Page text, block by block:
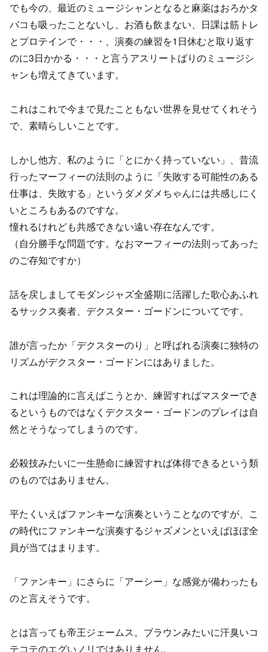
でも今の、最近のミュージシャンとなると麻薬はおろかタ
バコも吸ったことないし、お酒も飲まない、日課は筋トレ
とプロテインで・・・、演奏の練習を1日休むと取り返す
のに3日かかる・・・と言うアスリートばりのミュージシ
ャンも増えてきています。
これはこれで今まで見たこともない世界を見せてくれそう
で、素晴らしいことです。
しかし他方、私のように「とにかく持っていない」、昔流
行ったマーフィーの法則のように「失敗する可能性のある
仕事は、失敗する」というダメダメちゃんには共感しにく
いところもあるのですな。
憧れるけれども共感できない遠い存在なんです。
（自分勝手な問題です。なおマーフィーの法則ってあった
のご存知ですか）
話を戻しましてモダンジャズ全盛期に活躍した歌心あふれ
るサックス奏者、デクスター・ゴードンについてです。
誰が言ったか「デクスターのり」と呼ばれる演奏に独特の
リズムがデクスター・ゴードンにはありました。
これは理論的に言えばこうとか、練習すればマスターでき
るというものではなくデクスター・ゴードンのプレイは自
然とそうなってしまうのです。
必殺技みたいに一生懸命に練習すれば体得できるという類
のものではありません。
平たくいえばファンキーな演奏ということなのですが、こ
の時代にファンキーな演奏するジャズメンといえばほぼ全
員が当てはまります。
「ファンキー」にさらに「アーシー」な感覚が備わったも
のと言えそうです。
とは言っても帝王ジェームス。ブラウンみたいに汗臭いコ
テコテのエグいノリではありません。